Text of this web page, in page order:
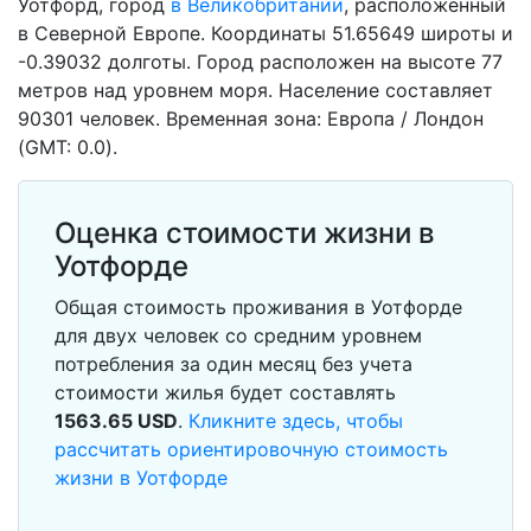
Уотфорд, город в Великобритании, расположенный
в Северной Европе. Координаты 51.65649 широты и
-0.39032 долготы. Город расположен на высоте 77
метров над уровнем моря. Население составляет
90301 человек. Временная зона: Европа / Лондон
(GMT: 0.0).
Оценка стоимости жизни в
Уотфорде
Общая стоимость проживания в Уотфорде
для двух человек со средним уровнем
потребления за один месяц без учета
стоимости жилья будет составлять
1563.65 USD. Кликните здесь, чтобы
рассчитать ориентировочную стоимость
жизни в Уотфорде